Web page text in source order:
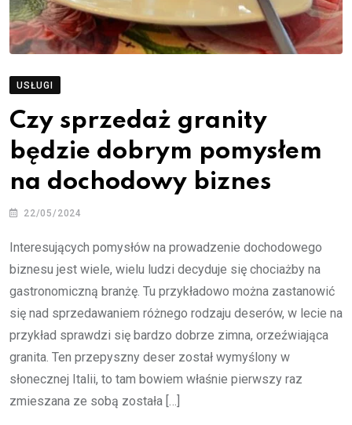
USŁUGI
Czy sprzedaż granity
będzie dobrym pomysłem
na dochodowy biznes
22/05/2024
Interesujących pomysłów na prowadzenie dochodowego
biznesu jest wiele, wielu ludzi decyduje się chociażby na
gastronomiczną branżę. Tu przykładowo można zastanowić
się nad sprzedawaniem różnego rodzaju deserów, w lecie na
przykład sprawdzi się bardzo dobrze zimna, orzeźwiająca
granita. Ten przepyszny deser został wymyślony w
słonecznej Italii, to tam bowiem właśnie pierwszy raz
zmieszana ze sobą została […]